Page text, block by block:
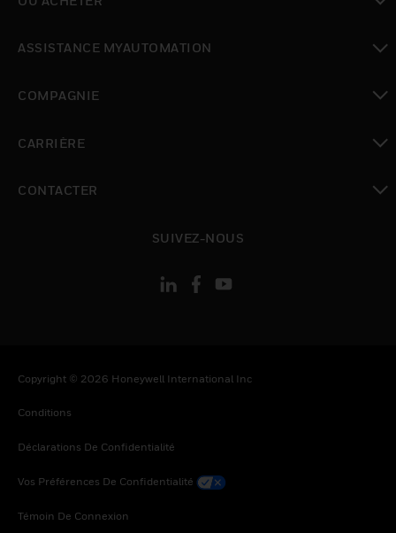
ASSISTANCE MYAUTOMATION
COMPAGNIE
CARRIÈRE
CONTACTER
SUIVEZ-NOUS
Copyright © 2026 Honeywell International Inc
Conditions
Déclarations De Confidentialité
Vos Préférences De Confidentialité
Témoin De Connexion